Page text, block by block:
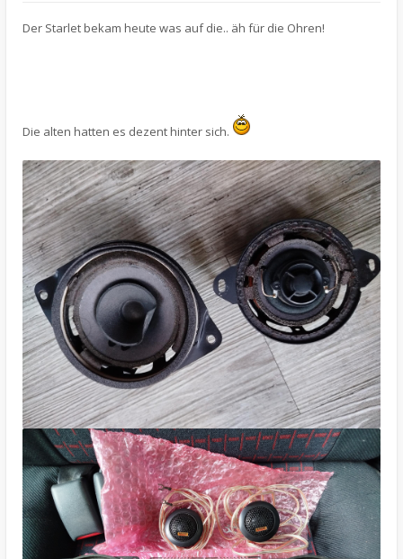
Der Starlet bekam heute was auf die.. äh für die Ohren!
Die alten hatten es dezent hinter sich.